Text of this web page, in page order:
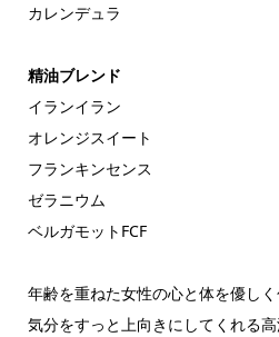
カレンデュラ
精油ブレンド
イランイラン
オレンジスイート
フランキンセンス
ゼラニウム
ベルガモットFCF
年齢を重ねた女性の心と体を優しく
気分をすっと上向きにしてくれる高